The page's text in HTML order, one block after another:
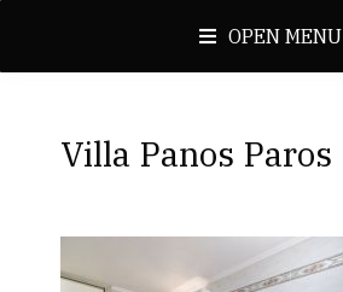
OPEN MENU
Villa Panos Paros